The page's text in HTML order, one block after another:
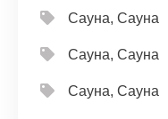
Сауна, Сауна
Сауна, Сауна
Сауна, Сауна